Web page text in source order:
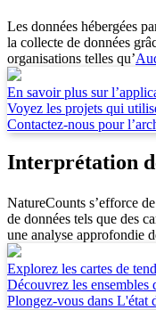
Les données hébergées
la collecte de données
organisations telles qu’
En savoir plus sur
Voyez les projets qui
Contactez-nous pour
Interprétation
NatureCounts s’efforce
de données tels que des
une analyse approfondie
Explorez les cartes de
Découvrez les ensembles
Plongez-vous dans L'état